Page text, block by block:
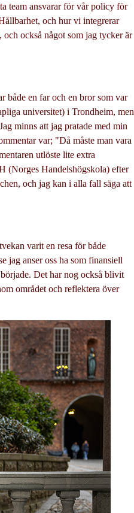
team ansvarar för vår policy för
och hur vi integrerar
också något som jag tycker är
både en far och en bror som var
universitet) i Trondheim, men
minns att jag pratade med min
var; "Då måste man vara
utlöste lite extra
(Norges Handelshögskola) efter
och jag kan i alla fall säga att
varit en resa för både
jag anser oss ha som finansiell
Det har nog också blivit
området och reflektera över